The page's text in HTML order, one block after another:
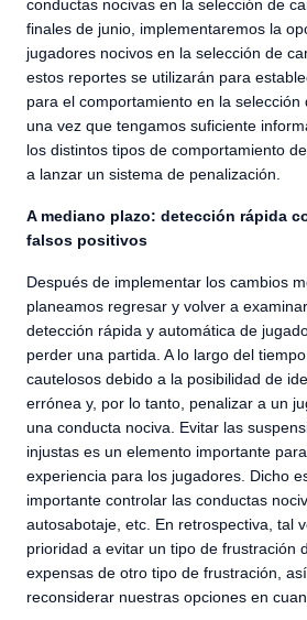
conductas nocivas en la selección de
finales de junio, implementaremos la
jugadores nocivos en la selección de
estos reportes se utilizarán para
para el comportamiento en la selección
una vez que tengamos suficiente
los distintos tipos de comportamiento
a lanzar un sistema de penalización.
A mediano plazo: detección rápida
falsos positivos
Después de implementar los cambios
planeamos regresar y volver a
detección rápida y automática de
perder una partida. A lo largo del
cautelosos debido a la posibilidad de
errónea y, por lo tanto, penalizar a un
una conducta nociva. Evitar las
injustas es un elemento importante
experiencia para los jugadores. Dicho
importante controlar las conductas
autosabotaje, etc. En retrospectiva, tal
prioridad a evitar un tipo de frustración
expensas de otro tipo de frustración,
reconsiderar nuestras opciones en